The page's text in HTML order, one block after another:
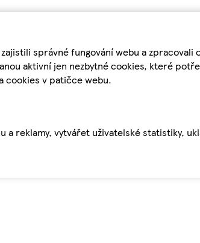
správné fungování webu a
aktivní jen nezbytné cookies, které
cookies v patičce webu.
reklamy, vytvářet uživatelské statistiky,